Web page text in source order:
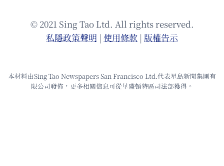
© 2021 Sing Tao Ltd. All rights reserved.
私隱政策聲明 | 使⽤條款 | 版權告⽰
本材料由Sing Tao Newspapers San Francisco Ltd.代表星島新聞集團有
限公司發佈，更多相關信息可從華盛頓特區司法部獲得。